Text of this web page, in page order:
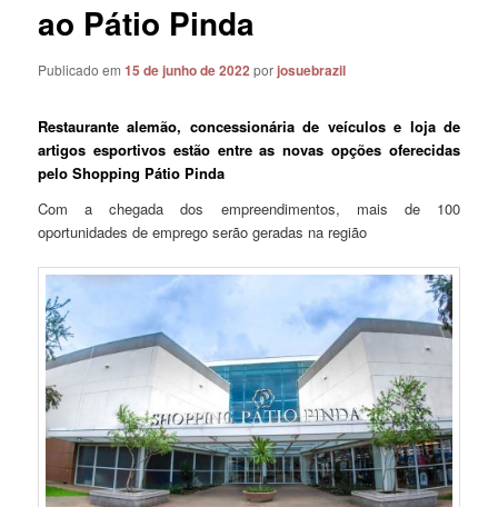
ao Pátio Pinda
Publicado em15 de junho de 2022 porjosuebrazil
Restaurante alemão, concessionária de veículos e loja de
artigos esportivos estão entre as novas opções oferecidas
pelo Shopping Pátio Pinda
Com a chegada dos empreendimentos, mais de 100
oportunidades de emprego serão geradas na região